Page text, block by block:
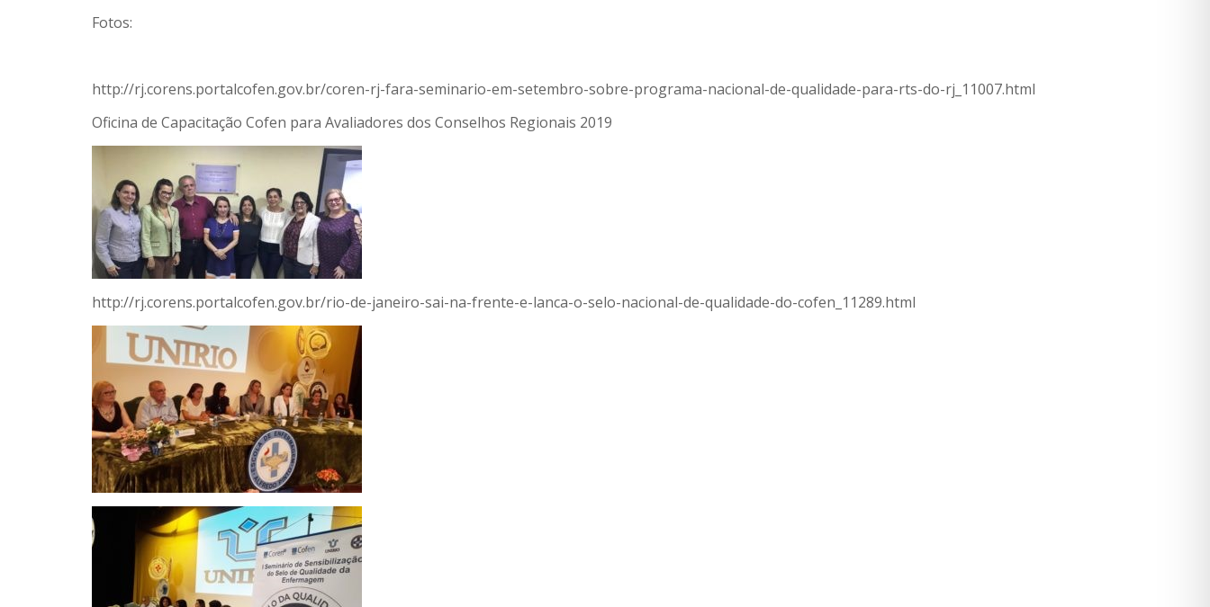
Fotos:
http://rj.corens.portalcofen.gov.br/coren-rj-fara-seminario-em-setembro-sobre-programa-nacional-de-qualidade-para-rts-do-rj_11007.html
Oficina de Capacitação Cofen para Avaliadores dos Conselhos Regionais 2019
http://rj.corens.portalcofen.gov.br/rio-de-janeiro-sai-na-frente-e-lanca-o-selo-nacional-de-qualidade-do-cofen_11289.html